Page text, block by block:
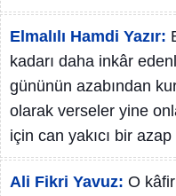
Elmalılı Hamdi Yazır:
kadarı daha inkâr
gününün azabından
olarak verseler yine
için can yakıcı bir azap
Ali Fikri Yavuz: O